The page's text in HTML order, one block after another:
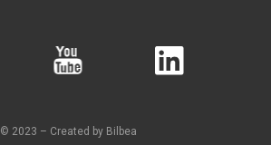
© 2023 – Created by Bilbea